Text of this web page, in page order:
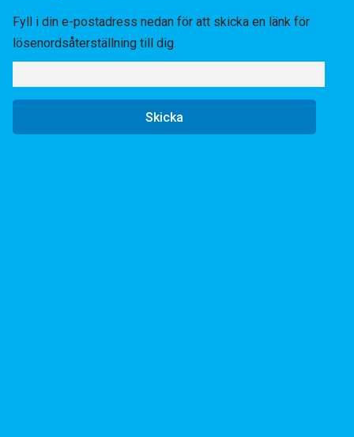
Fyll i din e-postadress nedan för att skicka en länk för
lösenordsåterställning till dig.